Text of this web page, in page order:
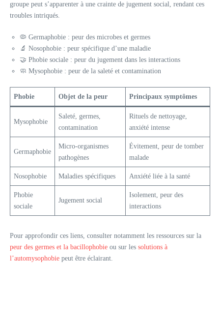
groupe peut s’apparenter à une crainte de jugement social, rendant ces
troubles intriqués.
🦠 Germaphobie : peur des microbes et germes
🔬 Nosophobie : peur spécifique d’une maladie
🤝 Phobie sociale : peur du jugement dans les interactions
🧼 Mysophobie : peur de la saleté et contamination
Phobie Objet de la peur Principaux symptômes
Mysophobie
Saleté, germes,
contamination
Rituels de nettoyage,
anxiété intense
Germaphobie
Micro-organismes
pathogènes
Évitement, peur de tomber
malade
Nosophobie Maladies spécifiques Anxiété liée à la santé
Phobie
sociale
Jugement social
Isolement, peur des
interactions
Pour approfondir ces liens, consulter notamment les ressources sur la
peur des germes et la bacillophobie ou sur les solutions à
l’automysophobie peut être éclairant.